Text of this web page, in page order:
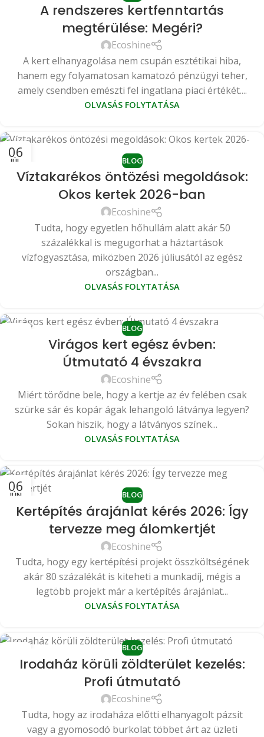
A rendszeres kertfenntartás
megtérülése: Megéri?
Ecoshine
A kert elhanyagolása nem csupán esztétikai hiba,
hanem egy folyamatosan kamatozó pénzügyi teher,
amely csendben emészti fel ingatlana piaci értékét....
OLVASÁS FOLYTATÁSA
06
JÚL BLOG
Víztakarékos öntözési megoldások:
Okos kertek 2026-ban
Ecoshine
Tudta, hogy egyetlen hőhullám alatt akár 50
százalékkal is megugorhat a háztartások
vízfogyasztása, miközben 2026 júliusától az egész
országban...
OLVASÁS FOLYTATÁSA
BLOG
Virágos kert egész évben:
Útmutató 4 évszakra
Ecoshine
Miért törődne bele, hogy a kertje az év felében csak
szürke sár és kopár ágak lehangoló látványa legyen?
Sokan hiszik, hogy a látványos színek...
OLVASÁS FOLYTATÁSA
06
JÚN BLOG
Kertépítés árajánlat kérés 2026: Így
tervezze meg álomkertjét
Ecoshine
Tudta, hogy egy kertépítési projekt összköltségének
akár 80 százalékát is kiteheti a munkadíj, mégis a
legtöbb projekt már a kertépítés árajánlat...
OLVASÁS FOLYTATÁSA
MÁJ
BLOG
Irodaház körüli zöldterület kezelés:
Profi útmutató
Ecoshine
Tudta, hogy az irodaháza előtti elhanyagolt pázsit
vagy a gyomosodó burkolat többet árt az üzleti